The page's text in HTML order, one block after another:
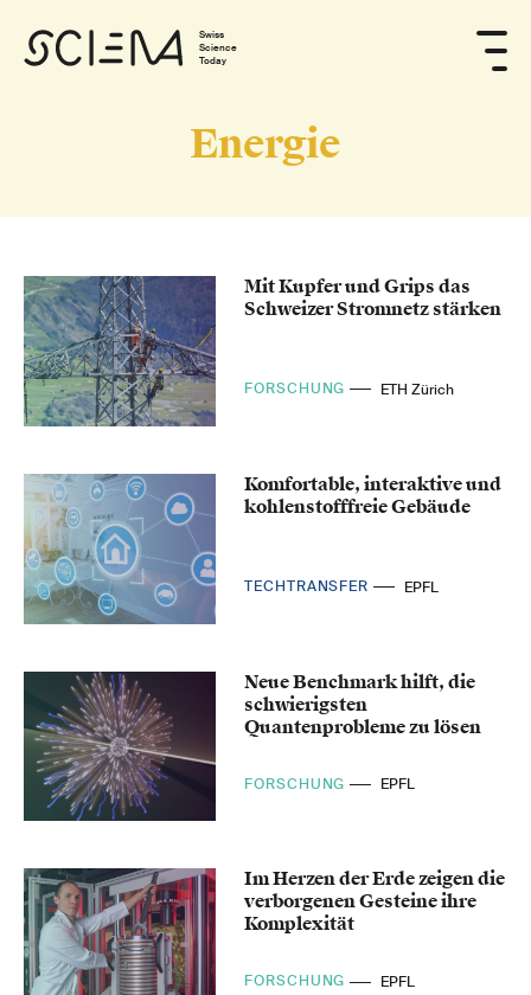
Swiss
Science
Today
Energie
Mit Kupfer und Grips das
Schweizer Stromnetz stärken
FORSCHUNG ETH Zürich
Komfortable, interaktive und
kohlenstofffreie Gebäude
TECHTRANSFER EPFL
Neue Benchmark hilft, die
schwierigsten
Quantenprobleme zu lösen
FORSCHUNG EPFL
Im Herzen der Erde zeigen die
verborgenen Gesteine ihre
Komplexität
FORSCHUNG EPFL